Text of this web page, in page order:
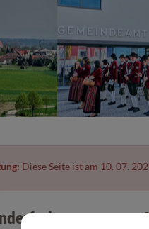
Diese Seite ist am 10. 07.